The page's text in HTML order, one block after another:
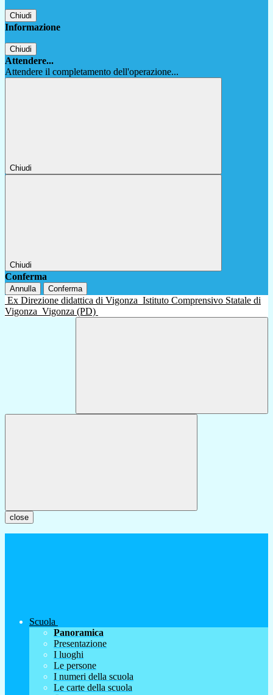
Chiudi
Informazione
Chiudi
Attendere...
Attendere il completamento dell'operazione...
Chiudi
Chiudi
Conferma
Annulla Conferma
Ex Direzione didattica di Vigonza Istituto Comprensivo Statale di
Vigonza Vigonza (PD)
close
Scuola
Panoramica
Presentazione
I luoghi
Le persone
I numeri della scuola
Le carte della scuola